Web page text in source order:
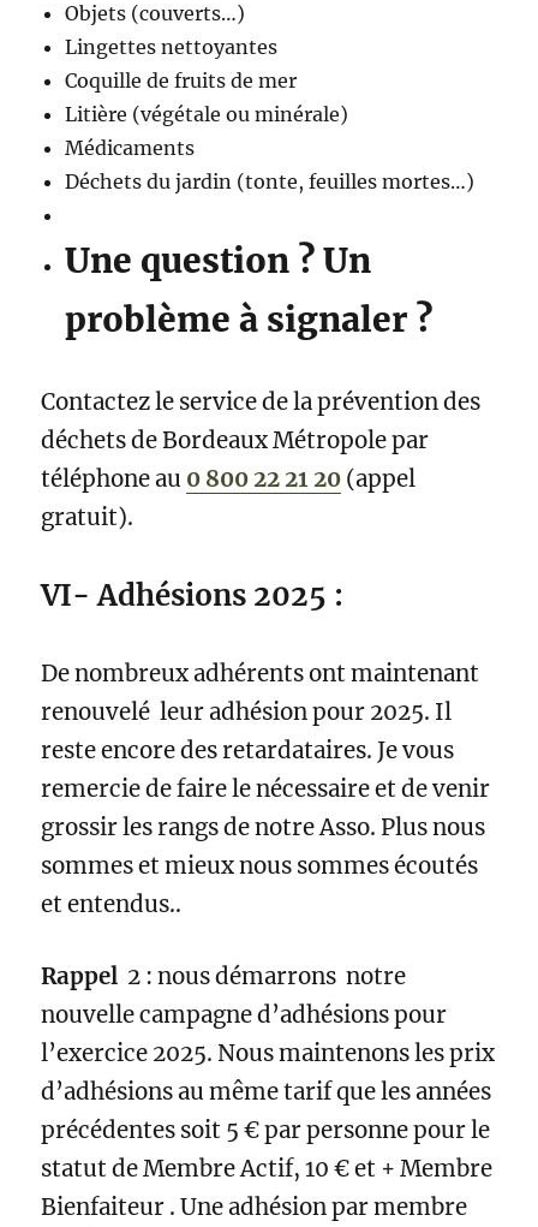
Objets (couverts…)
Lingettes nettoyantes
Coquille de fruits de mer
Litière (végétale ou minérale)
Médicaments
Déchets du jardin (tonte, feuilles mortes…)
Une question ? Un
problème à signaler ?
Contactez le service de la prévention des
déchets de Bordeaux Métropole par
téléphone au 0 800 22 21 20 (appel
gratuit).
VI- Adhésions 2025 :
De nombreux adhérents ont maintenant
renouvelé leur adhésion pour 2025. Il
reste encore des retardataires. Je vous
remercie de faire le nécessaire et de venir
grossir les rangs de notre Asso. Plus nous
sommes et mieux nous sommes écoutés
et entendus..
Rappel 2 : nous démarrons notre
nouvelle campagne d’adhésions pour
l’exercice 2025. Nous maintenons les prix
d’adhésions au même tarif que les années
précédentes soit 5 € par personne pour le
statut de Membre Actif, 10 € et + Membre
Bienfaiteur . Une adhésion par membre